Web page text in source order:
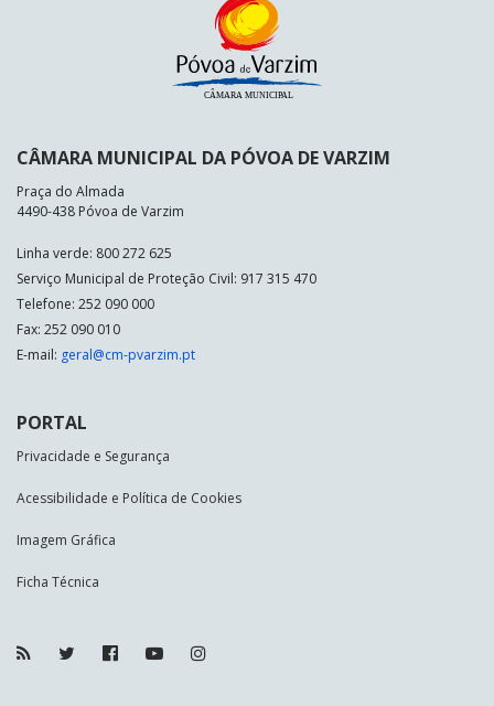
CÂMARA MUNICIPAL DA PÓVOA DE VARZIM
Praça do Almada
4490-438 Póvoa de Varzim
Linha verde: 800 272 625
Serviço Municipal de Proteção Civil: 917 315 470
Telefone: 252 090 000
Fax: 252 090 010
E-mail: geral@cm-pvarzim.pt
PORTAL
Privacidade e Segurança
Acessibilidade e Política de Cookies
Imagem Gráfica
Ficha Técnica